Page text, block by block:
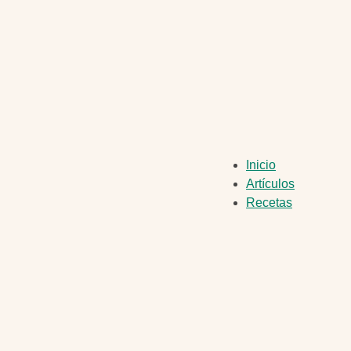
Navegación
principal
Inicio
Artículos
Recetas